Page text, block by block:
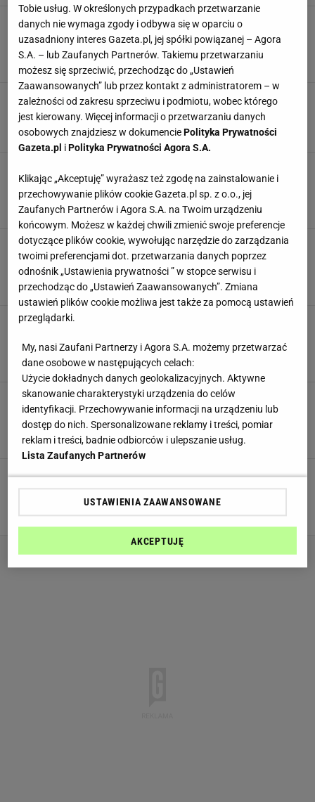
Przypalone powidła to przeszłość. Znamy
proste rozwiązanie, które uratuje niejedne
śliwki
KONFITURY NEWS POWIDŁA
Powidła śliwkowe - przepis Magdy Gessler. Biją
na głowę pyszne powidła babci
MAGDA GESSLER POWIDŁA POWIDŁA ŚLIWKOWE
Ich sekret? Trzy przyprawy. "Ale narobiłaś
ochoty"
NEWS POWIDŁA POWIDŁA ŚLIWKOWE
Zamknij jesień w słoiczku i przygotuj
wyśmienite powidła śliwkowe bez grama cukru.
Będą smakowały jak za dawnych lat
POWIDŁA POWIDŁA ŚLIWKOWE PRZETWORY
znakomite
OWOCE OWOCE SEZONOWE POWIDŁA
Piernik drożdżowy przekładany - przepis na
świąteczny rarytas. Kluczem są warstwy i
proporcje kremu
CIASTA DOMOWE NEWS PIERNIK
Nutella ze śliwek. Przepis na czekośliwkę to
słodki must have. Oryginalne przetwory idealne
do deserów
CZEKOLADA NEWS POWIDŁA ŚLIWKOWE
Tobie usług. W określonych przypadkach przetwarzanie
danych nie wymaga zgody i odbywa się w oparciu o
uzasadniony interes Gazeta.pl, jej spółki powiązanej – Agora
S.A. – lub Zaufanych Partnerów. Takiemu przetwarzaniu
możesz się sprzeciwić, przechodząc do „Ustawień
Zaawansowanych” lub przez kontakt z administratorem – w
zależności od zakresu sprzeciwu i podmiotu, wobec którego
jest kierowany. Więcej informacji o przetwarzaniu danych
osobowych znajdziesz w dokumenciePolityka Prywatności
Gazeta.pl iPolityka Prywatności Agora S.A.
Klikając „Akceptuję” wyrażasz też zgodę na zainstalowanie i
przechowywanie plików cookie Gazeta.pl sp. z o.o., jej
Zaufanych Partnerów i Agora S.A. na Twoim urządzeniu
końcowym. Możesz w każdej chwili zmienić swoje preferencje
dotyczące plików cookie, wywołując narzędzie do zarządzania
twoimi preferencjami dot. przetwarzania danych poprzez
odnośnik „Ustawienia prywatności ” w stopce serwisu i
przechodząc do „Ustawień Zaawansowanych”. Zmiana
ustawień plików cookie możliwa jest także za pomocą ustawień
przeglądarki.
My, nasi Zaufani Partnerzy i Agora S.A. możemy przetwarzać
dane osobowe w następujących celach:
Użycie dokładnych danych geolokalizacyjnych. Aktywne
skanowanie charakterystyki urządzenia do celów
identyfikacji. Przechowywanie informacji na urządzeniu lub
dostęp do nich. Spersonalizowane reklamy i treści, pomiar
reklam i treści, badnie odbiorców i ulepszanie usług.
Lista Zaufanych Partnerów
USTAWIENIA ZAAWANSOWANE
AKCEPTUJĘ